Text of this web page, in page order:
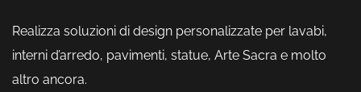
Realizza soluzioni di design personalizzate per lavabi,
interni d’arredo, pavimenti, statue, Arte Sacra e molto
altro ancora.